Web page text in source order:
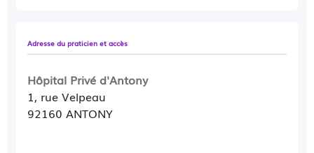
Adresse du praticien et accès
Hôpital Privé d'Antony
1, rue Velpeau
92160 ANTONY